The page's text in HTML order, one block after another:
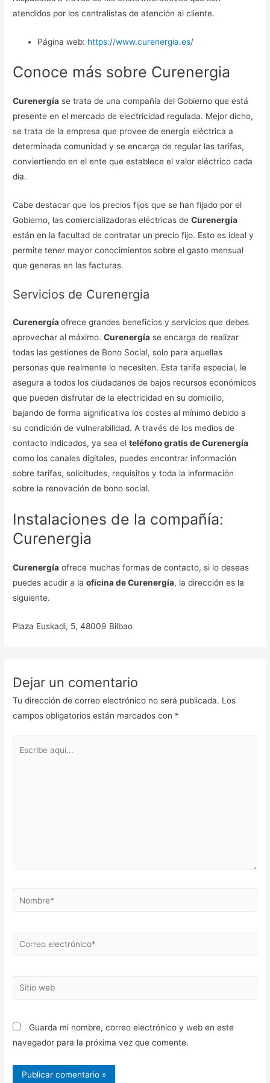
atendidos por los centralistas de atención al cliente.
Página web: https://www.curenergia.es/
Conoce más sobre Curenergia
Curenergía se trata de una compañía del Gobierno que está
presente en el mercado de electricidad regulada. Mejor dicho,
se trata de la empresa que provee de energía eléctrica a
determinada comunidad y se encarga de regular las tarifas,
conviertiendo en el ente que establece el valor eléctrico cada
día.
Cabe destacar que los precios fijos que se han fijado por el
Gobierno, las comercializadoras eléctricas deCurenergía
están en la facultad de contratar un precio fijo. Esto es ideal y
permite tener mayor conocimientos sobre el gasto mensual
que generas en las facturas.
Servicios de Curenergia
Curenergíaofrece grandes beneficios y servicios que debes
aprovechar al máximo.Curenergía se encarga de realizar
todas las gestiones de Bono Social, solo para aquellas
personas que realmente lo necesiten. Esta tarifa especial, le
asegura a todos los ciudadanos de bajos recursos económicos
que pueden disfrutar de la electricidad en su domicilio,
bajando de forma significativa los costes al mínimo debido a
su condición de vulnerabilidad. A través de los medios de
contacto indicados, ya sea elteléfono gratis de Curenergía
como los canales digitales, puedes encontrar información
sobre tarifas, solicitudes, requisitos y toda la información
sobre la renovación de bono social.
Instalaciones de la compañía:
Curenergia
Curenergía ofrece muchas formas de contacto, si lo deseas
puedes acudir a laoficina de Curenergía, la dirección es la
siguiente.
Plaza Euskadi, 5, 48009 Bilbao
Dejar un comentario
Tu dirección de correo electrónico no será publicada. Los
campos obligatorios están marcados con *
Nombre*
Correo
Sitio
Guarda mi nombre, correo electrónico y web en este
navegador para la próxima vez que comente.